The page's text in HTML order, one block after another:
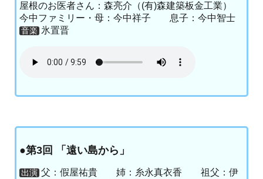
屋根のお医者さん：森亮介（(有)森建築板金工業）
今中ファミリー・母：今中祥子 息子：今中智士
音楽 氷置晋
●第3回 「遠い島から」
出演 父：假屋祐貴 姉：糸永真衣香 祖父：伊